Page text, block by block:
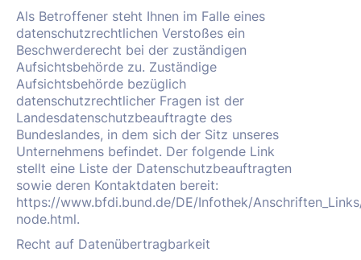
Als Betroffener steht Ihnen im Falle eines
datenschutzrechtlichen Verstoßes ein
Beschwerderecht bei der zuständigen
Aufsichtsbehörde zu. Zuständige
Aufsichtsbehörde bezüglich
datenschutzrechtlicher Fragen ist der
Landesdatenschutzbeauftragte des
Bundeslandes, in dem sich der Sitz unseres
Unternehmens befindet. Der folgende Link
stellt eine Liste der Datenschutzbeauftragten
sowie deren Kontaktdaten bereit:
https://www.bfdi.bund.de/DE/Infothek/
node.html.
Recht auf Datenübertragbarkeit